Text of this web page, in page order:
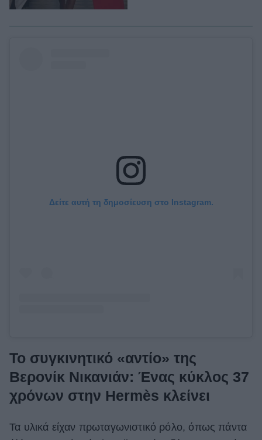
Δείτε αυτή τη δημοσίευση στο Instagram.
Το συγκινητικό «αντίο» της
Βερονίκ Νικανιάν: Ένας κύκλος 37
χρόνων στην Hermès κλείνει
Τα υλικά είχαν πρωταγωνιστικό ρόλο, όπως πάντα